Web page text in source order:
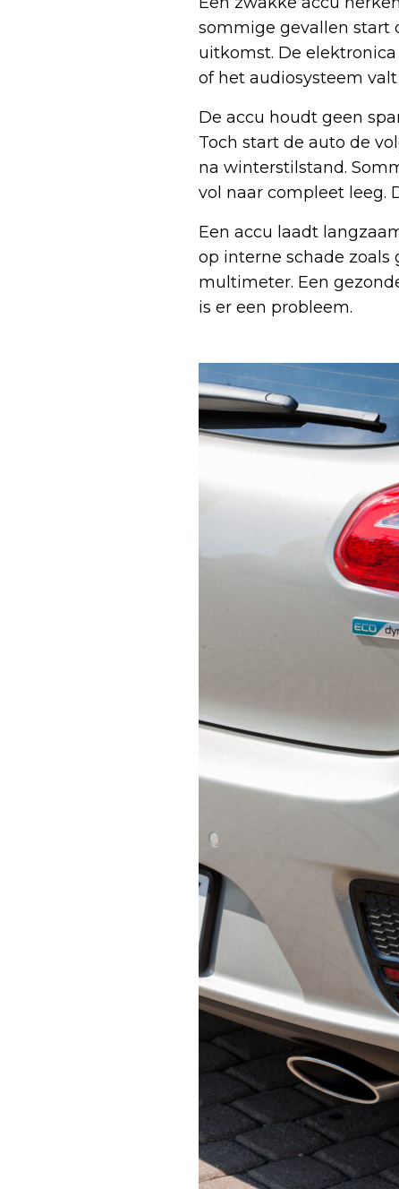
sommige gevallen start
uitkomst. De
of het audiosysteem
De accu houdt geen
Toch start de auto de
na winterstilstand.
vol naar compleet leeg.
Een accu laadt
op interne schade zoals
multimeter. Een
is er een probleem.